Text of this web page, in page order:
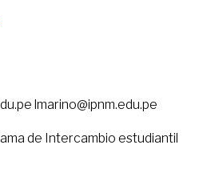
lmarino@ipnm.edu.pe
de Intercambio estudiantil